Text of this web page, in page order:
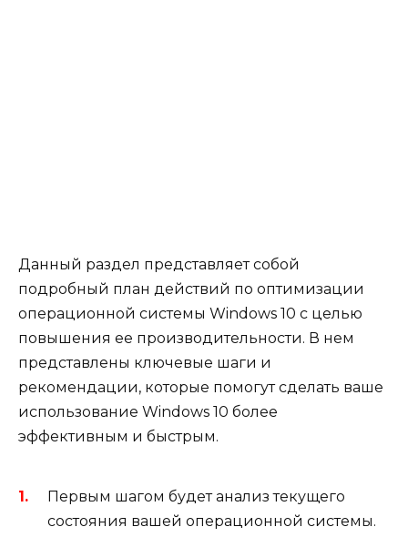
Данный раздел представляет собой
подробный план действий по оптимизации
операционной системы Windows 10 с целью
повышения ее производительности. В нем
представлены ключевые шаги и
рекомендации, которые помогут сделать ваше
использование Windows 10 более
эффективным и быстрым.
Первым шагом будет анализ текущего
состояния вашей операционной системы.